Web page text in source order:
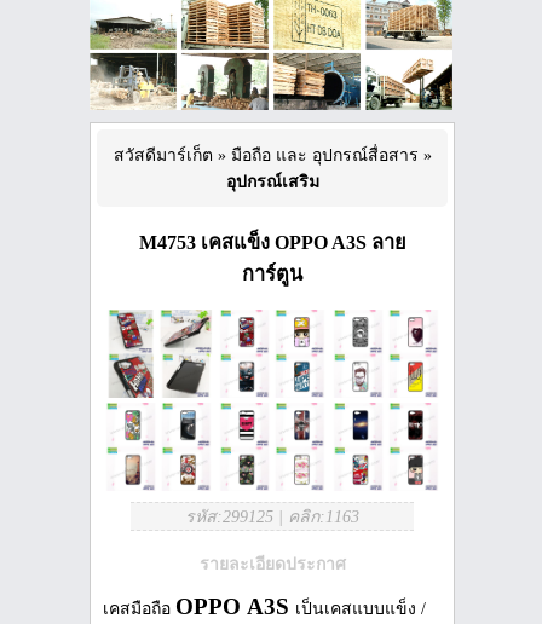
สวัสดีมาร์เก็ต » มือถือ และ อุปกรณ์สื่อสาร »
อุปกรณ์เสริม
M4753 เคสแข็ง OPPO A3S ลาย
การ์ตูน
รหัส:299125 คลิก:1163
รายละเอียดประกาศ
เคสมือถือ OPPO A3S เป็นเคสแบบแข็ง /